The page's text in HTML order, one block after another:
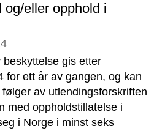
og/eller opphold i
gis etter
for ett år av gangen, og kan
av utlendingsforskriften
med oppholdstillatelse i
i Norge i minst seks